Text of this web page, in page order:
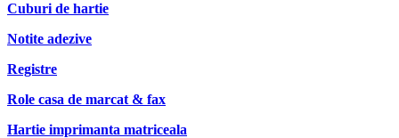
Cuburi de hartie
Notite adezive
Registre
Role casa de marcat & fax
Hartie imprimanta matriceala